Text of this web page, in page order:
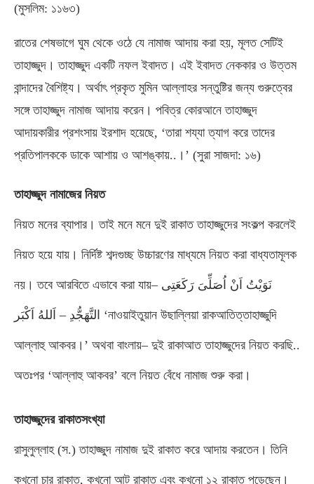
(মুসলিম: ১১৬৩)
রাতের শেষভাগে ঘুম থেকে ওঠে যে নামাজ আদায় করা হয়, মূলত সেটিই
তাহাজ্জুদ। তাহাজ্জুদ একটি নফল ইবাদত। এই ইবাদত নেককার ও উত্তম
বান্দাদের বৈশিষ্ট্য। অর্থাৎ প্রকৃত মুমিন আল্লাহর সন্তুষ্টির জন্য ‍গুরুত্বের
সঙ্গে তাহাজ্জুদ নামাজ আদায় করেন। পবিত্র কোরআনে তাহাজ্জুদ
আদায়কারীর প্রশংসায় ইরশাদ হয়েছে, ‘তারা শয্যা ত্যাগ করে তাদের
প্রতিপালককে ডাকে আশায় ও আশঙ্কায়.. ।’ (সুরা সাজদা: ১৬)
তাহাজ্জুদ নামাজের নিয়ত
নিয়ত মনের ব্যাপার। তাই মনে মনে দুই রাকাত তাহাজ্জুদের সংকল্প করলেই
নিয়ত হয়ে যায়। নির্দিষ্ট শব্দগুচ্ছ উচ্চারণের মাধ্যমে নিয়ত করা বাধ্যতামূলক
নয়। তবে আরবিতে এভাবে করা যায়– نَوَيْتُ اَنْ اُصَلِّىَ رَكَعَتِى
التَّهَجُّدِ – اَللهُ اَكْبَر ‘নাওয়াইতুয়ান উছাল্লিয়া রাকআতিত্তাহাজ্জুদি
আল্লাহু আকবর।’ অথবা বাংলায়– দুই রাকাআত তাহাজ্জুদের নিয়ত করছি..
অতঃপর ‘আল্লাহু আকবর’ বলে নিয়ত বেঁধে নামাজ শুরু করা।
তাহাজ্জুদের রাকাতসংখ্যা
রাসুলুল্লাহ (স.)তাহাজ্জুদ নামাজ দুই রাকাত করে আদায় করতেন। তিনি
কখনো চার রাকাত, কখনো আট রাকাত এবং কখনো ১২ রাকাত পড়েছেন।